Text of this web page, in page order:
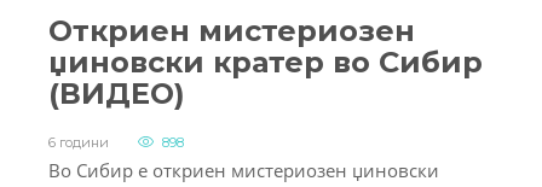
Откриен мистериозен
џиновски кратер во Сибир
(ВИДЕО)
6 години 898
Во Сибир е откриен мистериозен џиновски